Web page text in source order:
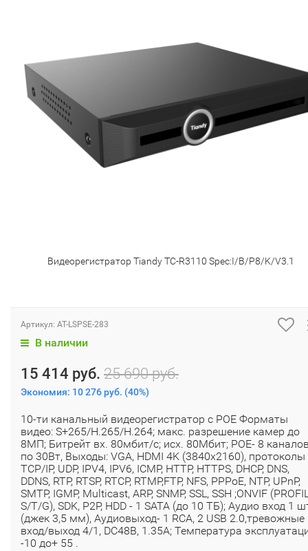
Видеорегистратор Tiandy TC-R3110 Spec:I/B/P8/K/V3.1
Артикул: AT-LSPSE-283
В наличии
15 414 руб. 25 690 руб.
Экономия: 10 276 руб. (40%)
10-ти канальный видеорегистратор с POE Форматы
видео: S+265/H.265/H.264; макс. разрешение камер до
8МП; Битрейт вх. 80мбит/с; исх. 80Мбит; POE- 8
по 30Вт, Выходы: VGA, HDMI 4K (3840x2160), протоколы
TCP/IP, UDP, IPV4, IPV6, ICMP, HTTP, HTTPS, DHCP, DNS,
DDNS, RTP, RTSP, RTCP, RTMP,FTP, NFS, PPPoE, NTP, UPnP,
SMTP, IGMP, Multicast, ARP, SNMP, SSL, SSH ;ONVIF
S/T/G), SDK, P2P, HDD - 1 SATA (до 10 ТБ); Аудио вход 1
(джек 3,5 мм), Аудиовыход- 1 RCA, 2 USB 2.0,тревожные
вход/выход 4/1, DC48В, 1.35A; Температура
-10 до+ 55 .